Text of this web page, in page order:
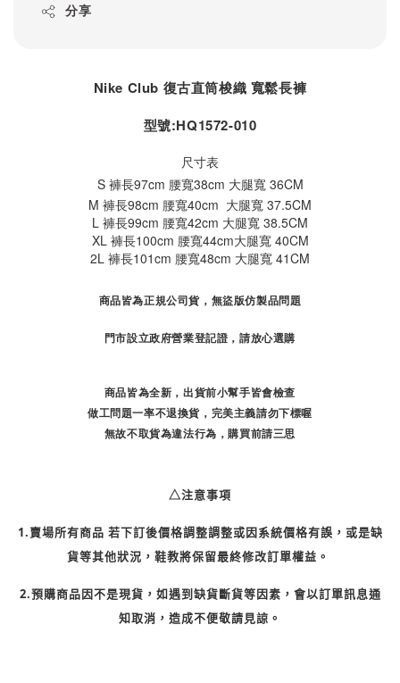
分享
Nike Club 復古直筒梭織 寬鬆長褲
型號:HQ1572-010
尺寸表
S 褲長97cm 腰寬38cm 大腿寬 36CM
M 褲長98cm 腰寬40cm 大腿寬 37.5CM
L 褲長99cm 腰寬42cm 大腿寬 38.5CM
XL 褲長100cm 腰寬44cm大腿寬 40CM
2L 褲長101cm 腰寬48cm 大腿寬 41CM
商品皆為正規公司貨，無盜版仿製品問題
門市設立政府營業登記證，請放心選購
商品皆為全新，出貨前小幫手皆會檢查
做工問題一率不退換貨，完美主義請勿下標喔
無故不取貨為違法行為，購買前請三思
△注意事項
1.賣場所有商品 若下訂後價格調整調整或因系統價格有誤，或是缺
貨等其他狀況，鞋教將保留最終修改訂單權益。
2.預購商品因不是現貨，如遇到缺貨斷貨等因素，會以訂單訊息通
知取消，造成不便敬請見諒。